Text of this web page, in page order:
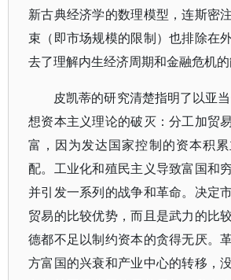
新古典经济学的数理模型，连斯密
束（即市场规模的限制）也排除在
去了理解内生经济周期和金融危机的
皮凯蒂的研究清楚指明了以亚
想资本主义理论的破灭：分工加贸
富，因为发达国家控制的资本积
配。工业化和殖民主义导致富国和
并引发一系列的战争和革命。决定
贸易的比较优势，而且是武力的比
德都不足以制约资本的贪得无厌。
方富国的兴衰和产业中心的转移，